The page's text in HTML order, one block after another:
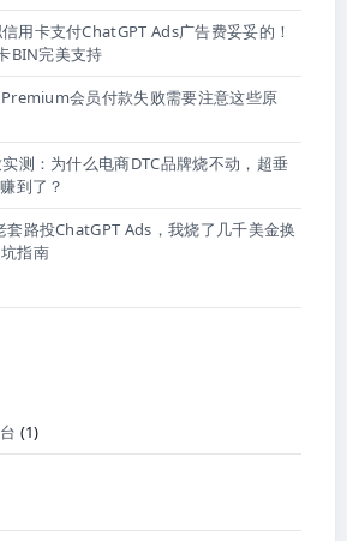
用卡支付ChatGPT Ads广告费妥妥的！
BIN完美支持
会员付款失败需要注意这些原
测：为什么电商DTC品牌烧不动，超垂
到了？
路投ChatGPT Ads，我烧了几千美金换
指南
(1)